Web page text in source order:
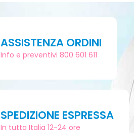
ASSISTENZA ORDINI
Info e preventivi 800 601 611
SPEDIZIONE ESPRESSA
In tutta Italia 12-24 ore